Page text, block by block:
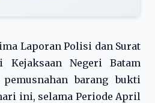
Laporan Polisi dan Surat
Kejaksaan Negeri Batam
barang bukti
ini, selama Periode April